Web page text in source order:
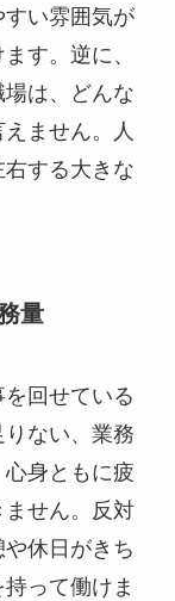
い雰囲気が
す。逆に、
は、どんな
ません。人
する大きな
量
回せている
ない、業務
身ともに疲
せん。反対
休日がきち
って働けま